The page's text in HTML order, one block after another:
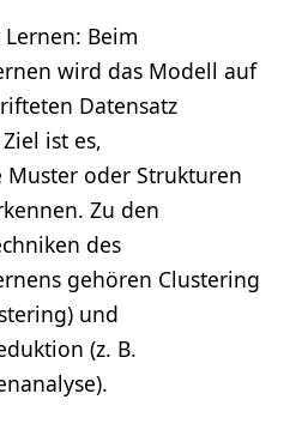
Beim
wird das Modell auf
Datensatz
ist es,
oder Strukturen
Zu den
des
gehören Clustering
und
(z. B.